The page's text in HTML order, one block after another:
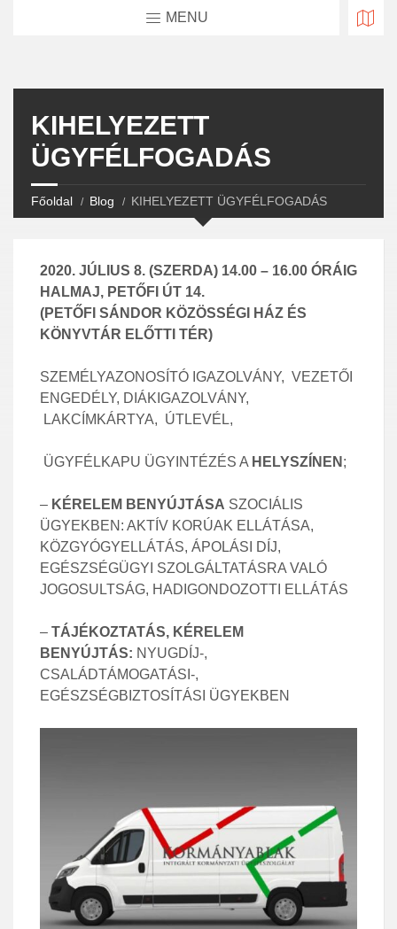
MENU
KIHELYEZETT
ÜGYFÉLFOGADÁS
Főoldal Blog KIHELYEZETT ÜGYFÉLFOGADÁS
2020. JÚLIUS 8. (SZERDA) 14.00 – 16.00 ÓRÁIG
HALMAJ, PETŐFI ÚT 14.
(PETŐFI SÁNDOR KÖZÖSSÉGI HÁZ ÉS
KÖNYVTÁR ELŐTTI TÉR)
SZEMÉLYAZONOSÍTÓ IGAZOLVÁNY, VEZETŐI
ENGEDÉLY, DIÁKIGAZOLVÁNY,
LAKCÍMKÁRTYA, ÚTLEVÉL,
ÜGYFÉLKAPU ÜGYINTÉZÉS A HELYSZÍNEN ;
– KÉRELEM BENYÚJTÁSA SZOCIÁLIS
ÜGYEKBEN: AKTÍV KORÚAK ELLÁTÁSA,
KÖZGYÓGYELLÁTÁS, ÁPOLÁSI DÍJ,
EGÉSZSÉGÜGYI SZOLGÁLTATÁSRA VALÓ
JOGOSULTSÁG, HADIGONDOZOTTI ELLÁTÁS
– TÁJÉKOZTATÁS, KÉRELEM
BENYÚJTÁS: NYUGDÍJ-,
CSALÁDTÁMOGATÁSI-,
EGÉSZSÉGBIZTOSÍTÁSI ÜGYEKBEN